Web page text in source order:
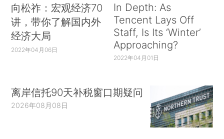
向松祚：宏观经济70
讲，带你了解国内外
经济大局
2022年04月06日
In Depth: As
Tencent Lays Off
Staff, Is Its ‘Winter’
Approaching?
2022年04月01日
离岸信托90天补税窗口期疑问
2026年08月08日